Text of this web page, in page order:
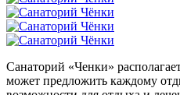
Санаторий «Ченки»
может предложить каждому